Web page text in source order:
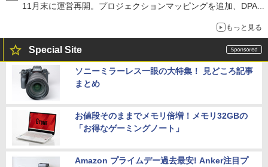
11月末に運営再開。プロジェクションマッピングを追加、DPA
もっと見る
Special Site
ソニーミラーレス一眼の大特集！ 見どころ記事
まとめ
お値段そのままでメモリ倍増！メモリ32GBの
「お得なゲーミングノート」
Amazon プライムデー過去最安! Anker注目プ